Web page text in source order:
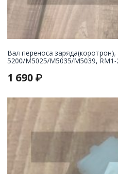
Вал переноса заряда(коротрон),
5200/M5025/M5035/M5039, RM1-
1 690 ₽